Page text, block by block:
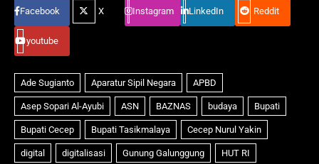
Facebook X Instagram LinkedIn Reddit
youtube